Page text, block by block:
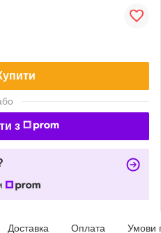
з
Доставка Оплата Умови